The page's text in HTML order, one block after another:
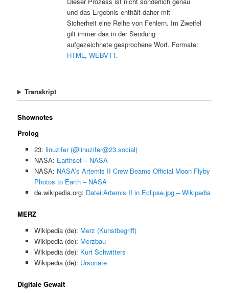
und das Ergebnis enthält daher mit
Sicherheit eine Reihe von Fehlern. Im Zweifel
gilt immer das in der Sendung
aufgezeichnete gesprochene Wort. Formate:
HTML, WEBVTT.
Transkript
Shownotes
Prolog
23: linuzifer (@linuzifer@23.social)
NASA: Earthset – NASA
NASA: NASA’s Artemis II Crew Beams Official Moon Flyby
Photos to Earth – NASA
de.wikipedia.org: Datei:Artemis II in Eclipse.jpg – Wikipedia
MERZ
Wikipedia (de): Merz (Kunstbegriff)
Wikipedia (de): Merzbau
Wikipedia (de): Kurt Schwitters
Wikipedia (de): Ursonate
Digitale Gewalt